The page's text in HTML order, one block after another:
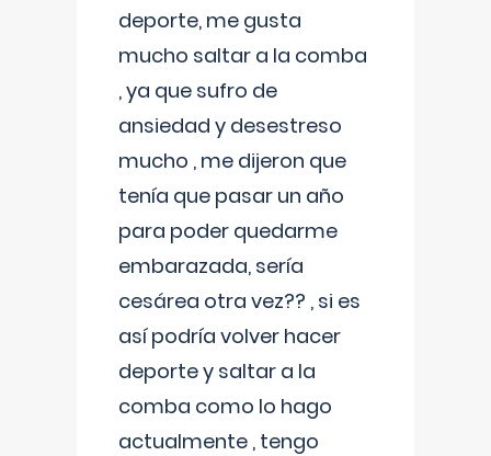
deporte, me gusta
mucho saltar a la comba
, ya que sufro de
ansiedad y desestreso
mucho , me dijeron que
tenía que pasar un año
para poder quedarme
embarazada, sería
cesárea otra vez?? , si es
así podría volver hacer
deporte y saltar a la
comba como lo hago
actualmente , tengo